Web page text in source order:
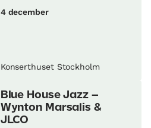
4 december
Konserthuset Stockholm
Blue House Jazz –
Wynton Marsalis &
JLCO